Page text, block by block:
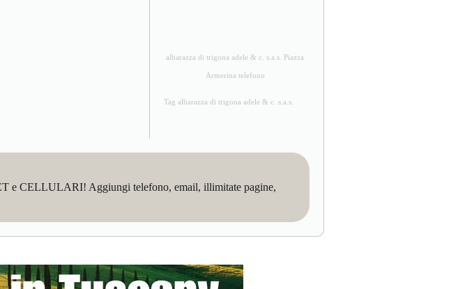
albarazza di trigona adele & c. s.a.s. Piazza
Armerina telefono
Tag albarazza di trigona adele & c. s.a.s.
e CELLULARI! Aggiungi telefono, email, illimitate pagine,